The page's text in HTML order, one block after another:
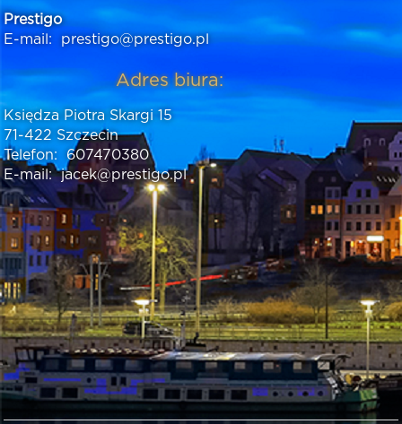
Prestigo
E-mail:
prestigo@prestigo.pl
Adres biura:
Księdza Piotra Skargi 15
71-422 Szczecin
Telefon:
607470380
E-mail: jacek@prestigo.pl